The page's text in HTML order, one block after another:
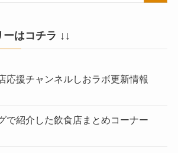
はコチラ ↓↓
応援チャンネルしおラボ更新情報
で紹介した飲食店まとめコーナー